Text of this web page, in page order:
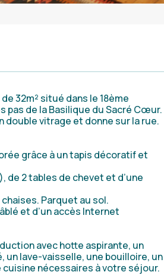
32m² situé dans le 18ème
de la Basilique du Sacré Cœur.
double vitrage et donne sur la rue.
grâce à un tapis décoratif et
de 2 tables de chevet et d’une
Parquet au sol.
et d’un accès Internet
avec hotte aspirante, un
lave-vaisselle, une bouilloire, un
nécessaires à votre séjour.